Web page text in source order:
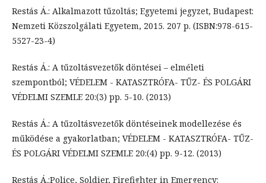
Restás Á.: Alkalmazott tűzoltás; Egyetemi jegyzet, Budapest:
Nemzeti Közszolgálati Egyetem, 2015. 207 p. (ISBN:978-615-
5527-23-4)
Restás Á.: A tűzoltásvezetők döntései – elméleti
szempontból; VÉDELEM - KATASZTRÓFA- TŰZ- ÉS POLGÁRI
VÉDELMI SZEMLE 20:(3) pp. 5-10. (2013)
Restás Á.: A tűzoltásvezetők döntéseinek modellezése és
működése a gyakorlatban; VÉDELEM - KATASZTRÓFA- TŰZ-
ÉS POLGÁRI VÉDELMI SZEMLE 20:(4) pp. 9-12. (2013)
Restás Á.:Police, Soldier, Firefighter in Emergency: